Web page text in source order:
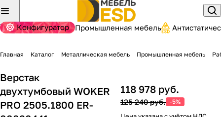
Конфигуратор Промышленная мебель
Главная Каталог Металлическая мебель Промышленная мебель
Верстак
двухтумбовый WOKER
PRO 2505.1800 ER-
118 978 руб.
125 240 руб. -5%